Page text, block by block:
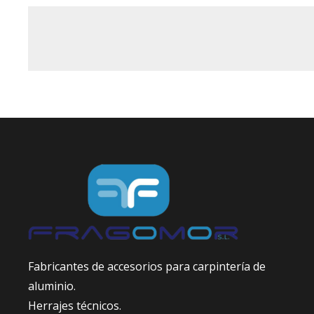
Fabricantes de accesorios para carpintería de
aluminio.
Herrajes técnicos.